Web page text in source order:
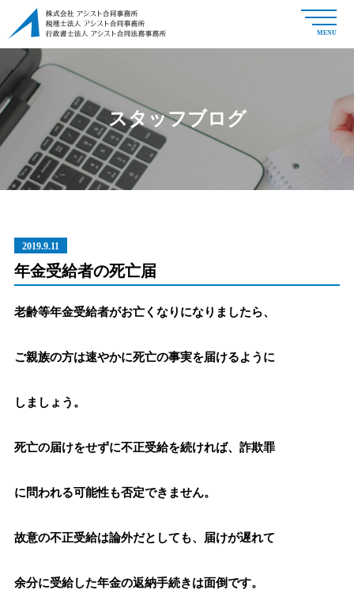
MENU
スタッフブログ
2019.9.11
年金受給者の死亡届
老齢等年金受給者がお亡くなりになりましたら、
ご親族の方は速やかに死亡の事実を届けるように
しましょう。
死亡の届けをせずに不正受給を続ければ、詐欺罪
に問われる可能性も否定できません。
故意の不正受給は論外だとしても、届けが遅れて
余分に受給した年金の返納手続きは面倒です。